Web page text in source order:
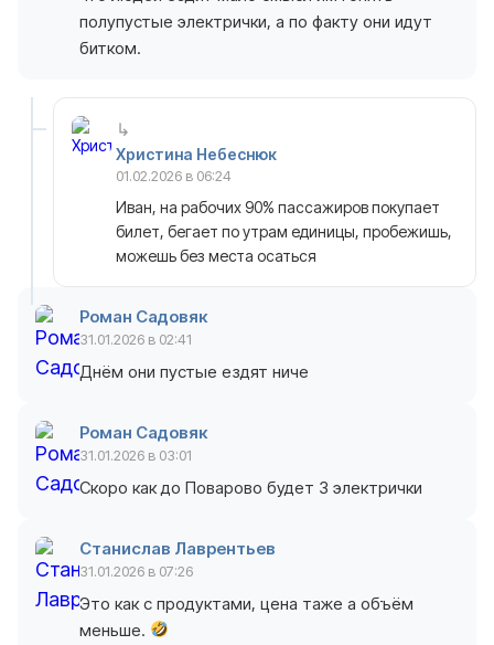
полупустые электрички, а по факту они идут
битком.
Христина Небеснюк
01.02.2026 в 06:24
Иван, на рабочих 90% пассажиров покупает
билет, бегает по утрам единицы, пробежишь,
можешь без места осаться
Роман Садовяк
31.01.2026 в 02:41
Днём они пустые ездят ниче
Роман Садовяк
31.01.2026 в 03:01
Скоро как до Поварово будет 3 электрички
Станислав Лаврентьев
31.01.2026 в 07:26
Это как с продуктами, цена таже а объём
меньше.